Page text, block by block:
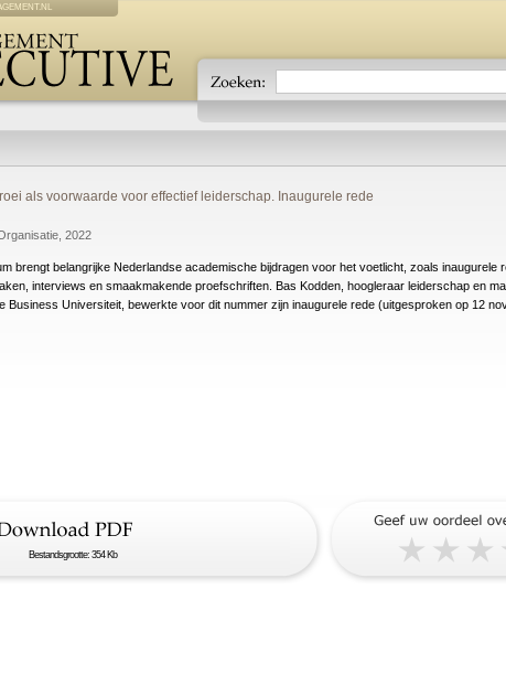
als voorwaarde voor effectief leiderschap. Inaugurele rede
2022
brengt belangrijke Nederlandse academische bijdragen voor het voetlicht, zoals inaugurele
interviews en smaakmakende proefschriften. Bas Kodden, hoogleraar leiderschap en
Business Universiteit, bewerkte voor dit nummer zijn inaugurele rede (uitgesproken op 12
Bestandsgrootte: 354 Kb